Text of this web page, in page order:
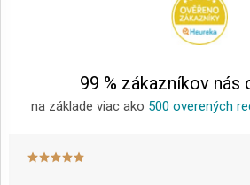
99 % zákazníkov nás
na základe viac ako 500 overených